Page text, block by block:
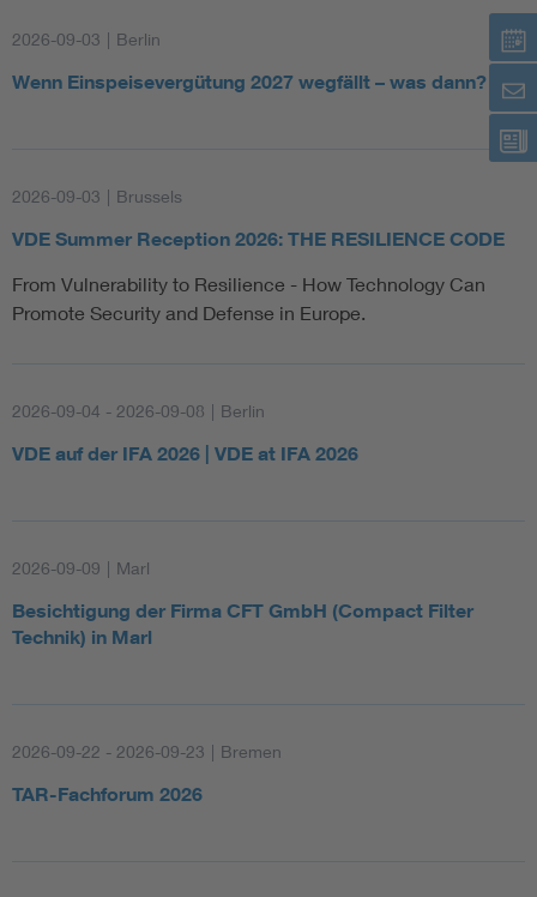
2026-09-03 | Berlin
Wenn Einspeisevergütung 2027 wegfällt – was dann?
2026-09-03 | Brussels
VDE Summer Reception 2026: THE RESILIENCE CODE
From Vulnerability to Resilience - How Technology Can
Promote Security and Defense in Europe.
2026-09-04 - 2026-09-08 | Berlin
VDE auf der IFA 2026 | VDE at IFA 2026
2026-09-09 | Marl
Besichtigung der Firma CFT GmbH (Compact Filter
Technik) in Marl
2026-09-22 - 2026-09-23 | Bremen
TAR-Fachforum 2026